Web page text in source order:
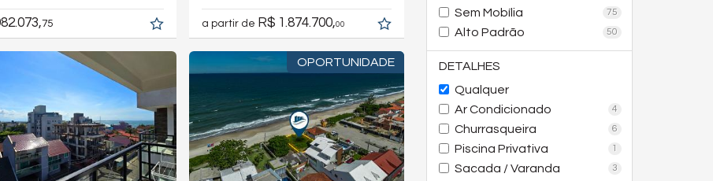
Sem Mobília 75
Alto Padrão 50
DETALHES
Qualquer
Ar Condicionado
4
Churrasqueira 6
Piscina Privativa 1
Sacada / Varanda 3
75 a partir de R$ 1.874.700,00
OPORTUNIDADE